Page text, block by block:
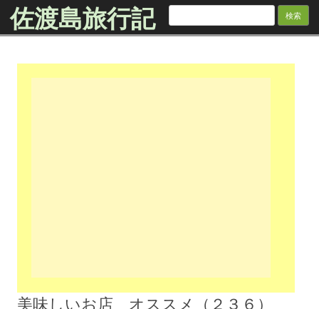
佐渡島旅行記 検
美味しいお店 オススメ（２３６）